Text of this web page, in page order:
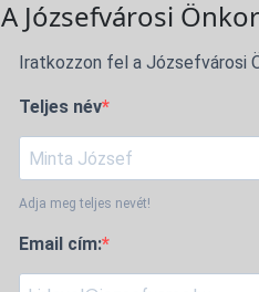
A Józsefvárosi
Iratkozzon fel a Józsefvárosi
Teljes név
Adja meg teljes nevét!
Email cím: